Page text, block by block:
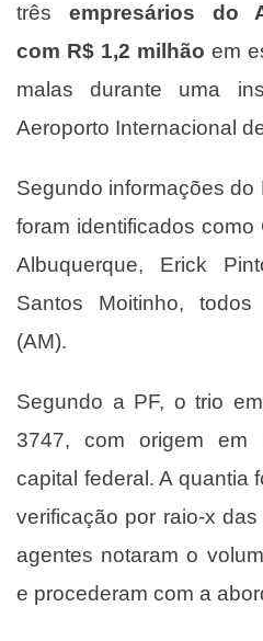
três empresários do
com R$ 1,2 milhão em
malas durante uma
Aeroporto Internacional
Segundo informações do
foram identificados
Albuquerque, Erick
Santos Moitinho,
(AM).
Segundo a PF, o trio
3747, com origem
capital federal. A quantia
verificação por raio-x
agentes notaram o
e procederam com a